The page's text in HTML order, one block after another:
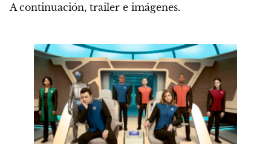
A continuación, trailer e imágenes.